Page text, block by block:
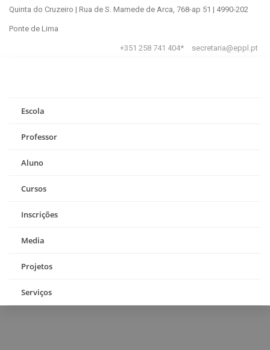
Quinta do Cruzeiro | Rua de S. Mamede de Arca, 768-ap 51 | 4990-202
Ponte de Lima
+351 258 741 404* secretaria@eppl.pt
Escola
Professor
Aluno
Cursos
Inscrições
Media
Projetos
Serviços